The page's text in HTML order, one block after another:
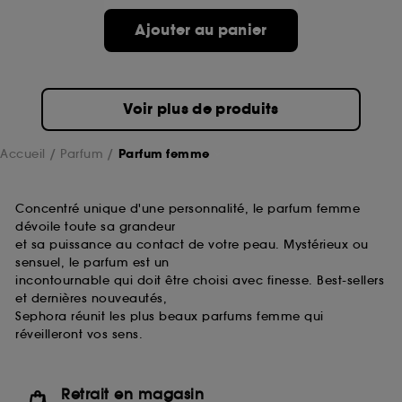
Ajouter au panier
Voir plus de produits
Accueil Parfum Parfum femme
Concentré unique d'une personnalité, le parfum femme
dévoile toute sa grandeur
et sa puissance au contact de votre peau. Mystérieux ou
sensuel, le parfum est un
incontournable qui doit être choisi avec finesse. Best-sellers
et dernières nouveautés,
Sephora réunit les plus beaux parfums femme qui
réveilleront vos sens.
Retrait en magasin
de ces cookies grâce au bouton "personnaliser mes
choix" ci-dessous ou décider de "tout accepter".
Sephora pourra associer les informations de
collectées ou générées lors de votre activité en ligne
ou en magasin. Pour refuser tous les cookies, cliques
sur "continuer sans accepter". Voous pouvez à tout
souhaitez obtenir plus d'information sur les cookies